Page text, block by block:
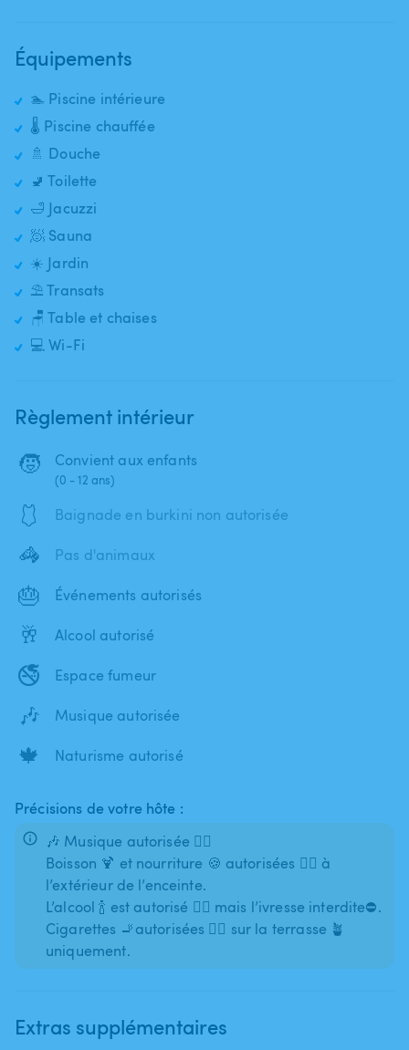
Équipements
🏊 Piscine intérieure
🌡️ Piscine chauffée
🚿 Douche
🚽 Toilette
🛁 Jacuzzi
🧖 Sauna
☀️ Jardin
⛱️ Transats
🪑 Table et chaises
💻 Wi-Fi
Règlement intérieur
🧒 Convient aux enfants
(0 - 12 ans)
🩱 Baignade en burkini non autorisée
🦓 Pas d'animaux
🎂 Événements autorisés
🥂 Alcool autorisé
🚭 Espace fumeur
🎶 Musique autorisée
🍁 Naturisme autorisé
Précisions de votre hôte :
🎶 Musique autorisée 👍🏼
Boisson 🍹 et nourriture 🍪 autorisées 👍🏼 à
l’extérieur de l’enceinte.
L’alcool 🍾 est autorisé 👍🏼 mais l’ivresse interdite⛔️.
Cigarettes 🚬autorisées 👍🏼 sur la terrasse 🪴
uniquement.
Extras supplémentaires